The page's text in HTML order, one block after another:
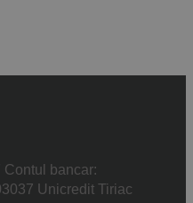
bancar:
Unicredit Tiriac